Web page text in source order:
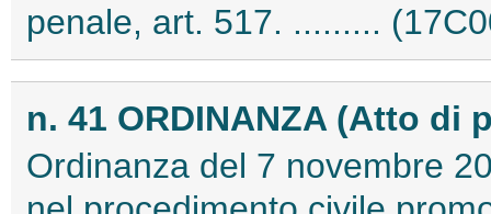
penale, art. 517. .........
n. 41 ORDINANZA (Atto di
Ordinanza del 7 novembre